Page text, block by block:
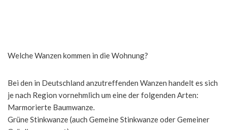
Welche Wanzen kommen in die Wohnung?
Bei den in Deutschland anzutreffenden Wanzen handelt es sich
je nach Region vornehmlich um eine der folgenden Arten:
Marmorierte Baumwanze.
Grüne Stinkwanze (auch Gemeine Stinkwanze oder Gemeiner